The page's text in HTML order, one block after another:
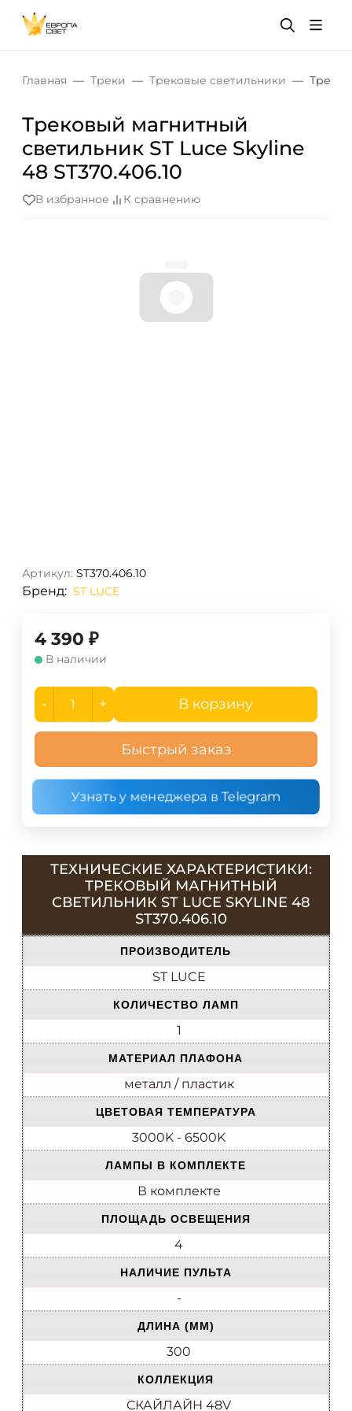
Главная Треки Трековые светильники
Трековый магнитный
светильник ST Luce Skyline
48 ST370.406.10
В избранное К сравнению
Артикул: ST370.406.10
Бренд: ST LUCE
4 390 ₽
В наличии
- + В корзину
Быстрый заказ
Узнать у менеджера в Telegram
ТЕХНИЧЕСКИЕ ХАРАКТЕРИСТИКИ:
ТРЕКОВЫЙ МАГНИТНЫЙ
СВЕТИЛЬНИК ST LUCE SKYLINE 48
ST370.406.10
ПРОИЗВОДИТЕЛЬ
ST LUCE
КОЛИЧЕСТВО ЛАМП
1
МАТЕРИАЛ ПЛАФОНА
металл / пластик
ЦВЕТОВАЯ ТЕМПЕРАТУРА
3000K - 6500K
ЛАМПЫ В КОМПЛЕКТЕ
В комплекте
ПЛОЩАДЬ ОСВЕЩЕНИЯ
4
НАЛИЧИЕ ПУЛЬТА
-
ДЛИНА (ММ)
300
КОЛЛЕКЦИЯ
СКАЙЛАЙН 48V